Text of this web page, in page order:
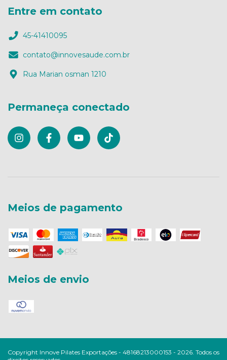
Entre em contato
45-41410095
contato@innovesaude.com.br
Rua Marian osman 1210
Permaneça conectado
Meios de pagamento
Meios de envio
Copyright Innove Pilates Exportações - 48168213000153 - 2026. Todos os